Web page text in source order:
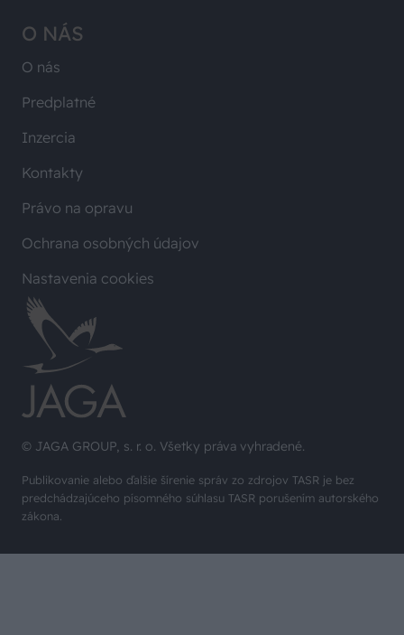
© JAGA GROUP, s. r. o. Všetky práva vyhradené.
Publikovanie alebo ďalšie šírenie správ zo zdrojov TASR je bez
predchádzajúceho písomného súhlasu TASR porušením autorského
zákona.
O NÁS
O nás
Predplatné
Inzercia
Kontakty
Právo na opravu
Ochrana osobných údajov
Nastavenia cookies